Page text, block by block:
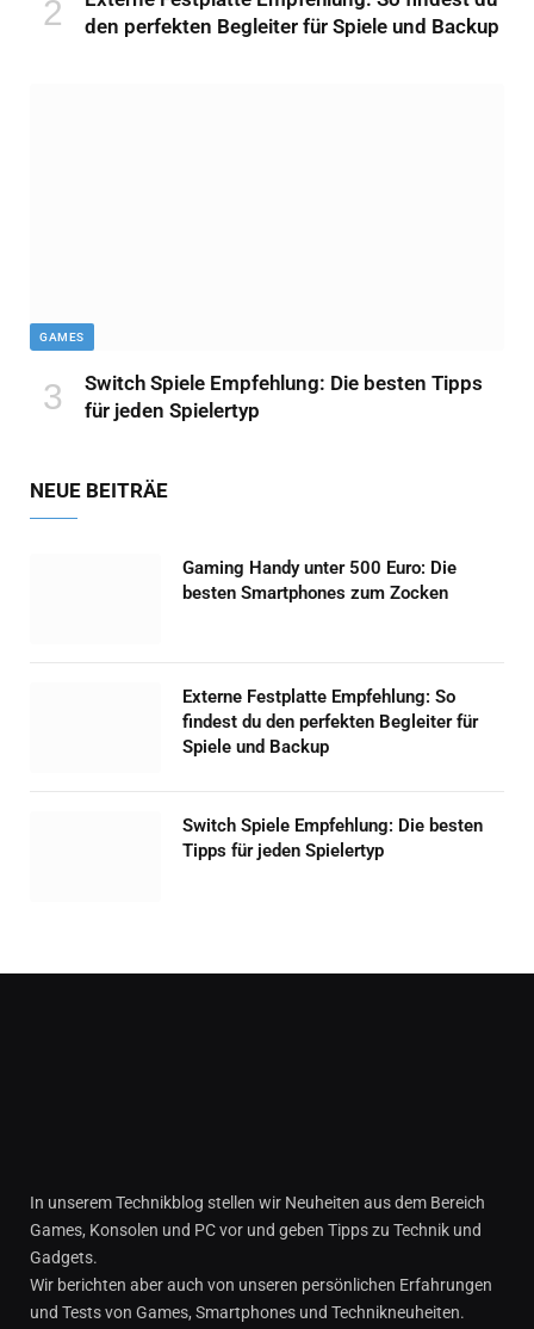
den perfekten Begleiter für Spiele und Backup
GAMES
Switch Spiele Empfehlung: Die besten Tipps
für jeden Spielertyp
NEUE BEITRÄE
Gaming Handy unter 500 Euro: Die
besten Smartphones zum Zocken
Externe Festplatte Empfehlung: So
findest du den perfekten Begleiter für
Spiele und Backup
Switch Spiele Empfehlung: Die besten
Tipps für jeden Spielertyp
In unserem Technikblog stellen wir Neuheiten aus dem Bereich
Games, Konsolen und PC vor und geben Tipps zu Technik und
Gadgets.
Wir berichten aber auch von unseren persönlichen Erfahrungen
und Tests von Games, Smartphones und Technikneuheiten.